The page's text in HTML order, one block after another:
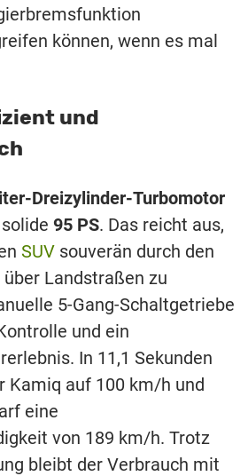
können, wenn es mal
und
Dreizylinder-Turbomotor
95 PS. Das reicht aus,
SUV souverän durch den
Landstraßen zu
5-Gang-Schaltgetriebe
und ein
In 11,1 Sekunden
Kamiq auf 100 km/h und
eine
von 189 km/h. Trotz
bleibt der Verbrauch mit